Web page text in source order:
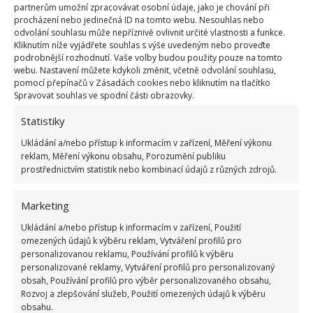
partnerům umožní zpracovávat osobní údaje, jako je chování při
procházení nebo jedinečná ID na tomto webu. Nesouhlas nebo
odvolání souhlasu může nepříznivě ovlivnit určité vlastnosti a funkce.
Kliknutím níže vyjádřete souhlas s výše uvedeným nebo proveďte
podrobnější rozhodnutí. Vaše volby budou použity pouze na tomto
webu. Nastavení můžete kdykoli změnit, včetně odvolání souhlasu,
pomocí přepínačů v Zásadách cookies nebo kliknutím na tlačítko
Spravovat souhlas ve spodní části obrazovky.
Statistiky
Ukládání a/nebo přístup k informacím v zařízení, Měření výkonu
reklam, Měření výkonu obsahu, Porozumění publiku
prostřednictvím statistik nebo kombinací údajů z různých zdrojů.
Marketing
Ukládání a/nebo přístup k informacím v zařízení, Použití
omezených údajů k výběru reklam, Vytváření profilů pro
personalizovanou reklamu, Používání profilů k výběru
personalizované reklamy, Vytváření profilů pro personalizovaný
obsah, Používání profilů pro výběr personalizovaného obsahu,
Rozvoj a zlepšování služeb, Použití omezených údajů k výběru
obsahu.
před samotným přesazenímdo venkovního
prostředí. Pokud během vegetačního období
nepoužijete jiný přípravek k přihnojování, můžete
tímto hnojivem zalévat rajčata každý měsíc.